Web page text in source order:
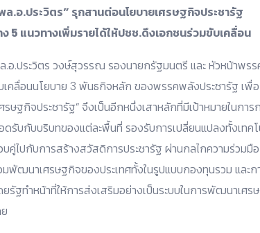
ล.อ.ประวิตร” รุกสานต่อนโยบายเศรษฐกิจประชารัฐ
ง 5 แนวทางเพิ่มรายได้ให้ปชช.ดึงเอกชนร่วมขับเคลื่อน
.อ.ประวิตร วงษ์สุวรรณ รองนายกรัฐมนตรี และ หัวหน้าพร
เคลื่อนนโยบาย 3 พันธกิจหลัก ของพรรคพลังประชารัฐ เพื่
ศรษฐกิจประชารัฐ” จึงเป็นอีกหนึ่งเสาหลักที่มีเป้าหมายในการ
ดรับกับบริบทของแต่ละพื้นที่ รองรับการเปลี่ยนแปลงทั้งเทค
บคู่ไปกับการสร้างสวัสดิการประชารัฐ ผ่านกลไกความร่วมมื
มพัฒนาเศรษฐกิจของประเทศทั้งในรูปแบบกองทุนรวม และก
ยรัฐทำหน้าที่ให้การส่งเสริมอย่างเป็นระบบในการพัฒนาเ